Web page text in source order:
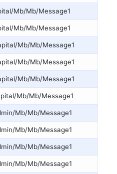
Mb/Mb/Message1
Mb/Mb/Message1
Mb/Mb/Message1
Mb/Mb/Message1
Mb/Mb/Message1
Mb/Mb/Message1
Mb/Mb/Message1
Mb/Mb/Message1
Mb/Mb/Message1
Mb/Mb/Message1